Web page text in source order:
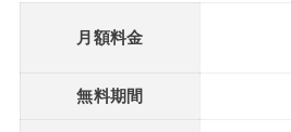
月額料金
無料期間